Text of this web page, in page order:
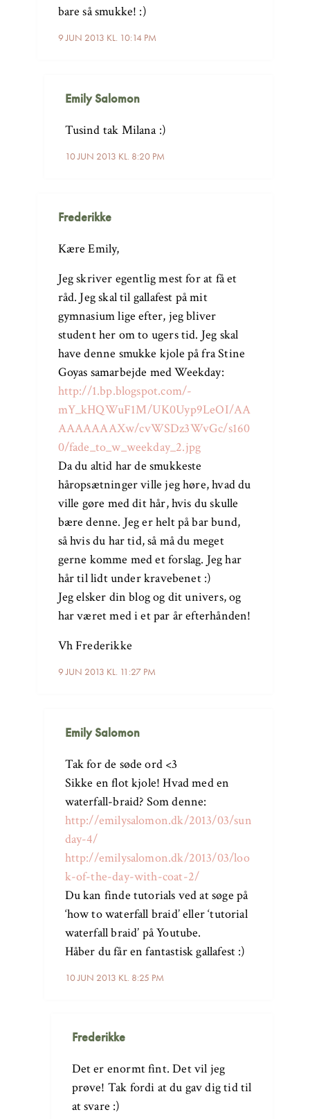
9 JUN 2013 KL. 10:14 PM
bare så smukke! :)
Emily Salomon
10 JUN 2013 KL. 8:20 PM
Tusind tak Milana :)
Frederikke
9 JUN 2013 KL. 11:27 PM
Kære Emily,
Jeg skriver egentlig mest for at få et
råd. Jeg skal til gallafest på mit
gymnasium lige efter, jeg bliver
student her om to ugers tid. Jeg skal
have denne smukke kjole på fra Stine
Goyas samarbejde med Weekday:
http://1.bp.blogspot.com/-
mY_kHQWuF1M/UK0Uyp9LeOI/AA
AAAAAAAXw/cvWSDz3WvGc/s160
0/fade_to_w_weekday_2.jpg
Da du altid har de smukkeste
håropsætninger ville jeg høre, hvad du
ville gøre med dit hår, hvis du skulle
bære denne. Jeg er helt på bar bund,
så hvis du har tid, så må du meget
gerne komme med et forslag. Jeg har
hår til lidt under kravebenet :)
Jeg elsker din blog og dit univers, og
har været med i et par år efterhånden!
Vh Frederikke
Emily Salomon
10 JUN 2013 KL. 8:25 PM
Tak for de søde ord <3
Sikke en flot kjole! Hvad med en
waterfall-braid? Som denne:
http://emilysalomon.dk/2013/03/sun
day-4/
http://emilysalomon.dk/2013/03/loo
k-of-the-day-with-coat-2/
Du kan finde tutorials ved at søge på
‘how to waterfall braid’ eller ‘tutorial
waterfall braid’ på Youtube.
Håber du får en fantastisk gallafest :)
Frederikke
Det er enormt fint. Det vil jeg
prøve! Tak fordi at du gav dig tid til
at svare :)